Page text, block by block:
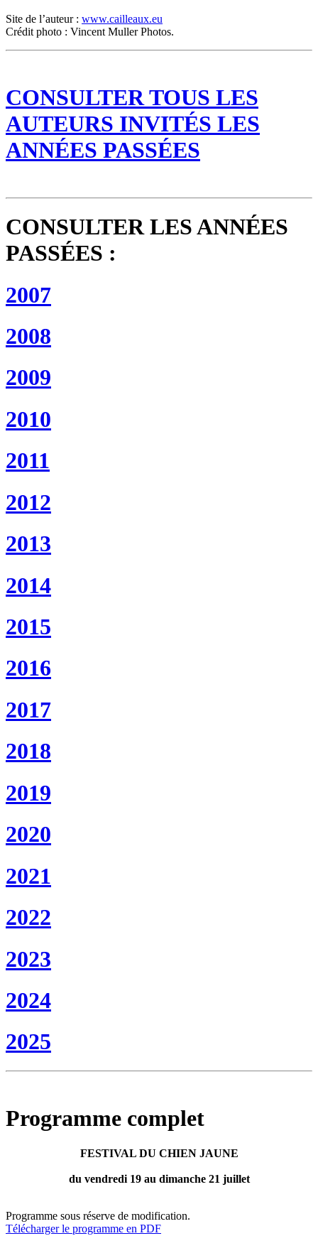
Site de l’auteur : www.cailleaux.eu
Crédit photo : Vincent Muller Photos.
CONSULTER TOUS LES
AUTEURS INVITÉS LES
ANNÉES PASSÉES
CONSULTER LES ANNÉES
PASSÉES :
2007
2008
2009
2010
2011
2012
2013
2014
2015
2016
2017
2018
2019
2020
2021
2022
2023
2024
2025
Programme complet
FESTIVAL DU CHIEN JAUNE
du vendredi 19 au dimanche 21 juillet
Programme sous réserve de modification.
Télécharger le programme en PDF